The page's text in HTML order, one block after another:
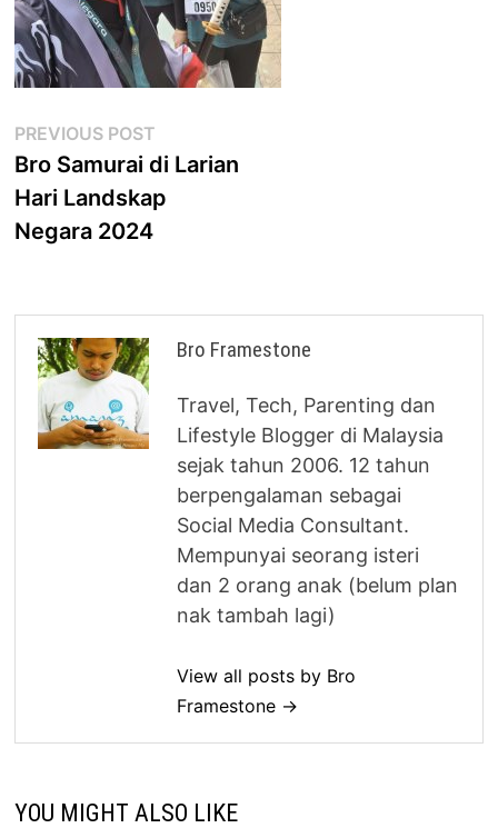
Post
navigation
PREVIOUS POST
post:
Bro Samurai di Larian
Hari Landskap
Negara 2024
Bro Framestone
Travel, Tech, Parenting dan
Lifestyle Blogger di Malaysia
sejak tahun 2006. 12 tahun
berpengalaman sebagai
Social Media Consultant.
Mempunyai seorang isteri
dan 2 orang anak (belum plan
nak tambah lagi)
View all posts by Bro
Framestone →
YOU MIGHT ALSO LIKE